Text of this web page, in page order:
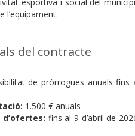
l’equipament.
del contracte
de pròrrogues anuals fins
1.500 € anuals
fins al 9 d’abril de